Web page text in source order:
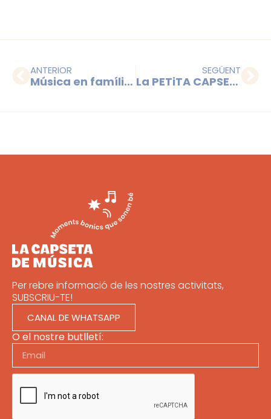
ANTERIOR
Música en família – 3 i 4 anys
SEGÜENT
La PETiTA CAPSETA 14/03
Per rebre informació de les nostres activitats,
SUBSCRIU-TE!
CANAL DE WHATSAPP
O el nostre butlletí: